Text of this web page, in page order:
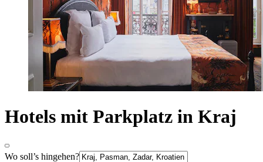
Hotels mit Parkplatz in Kraj
Wo soll’s hingehen?